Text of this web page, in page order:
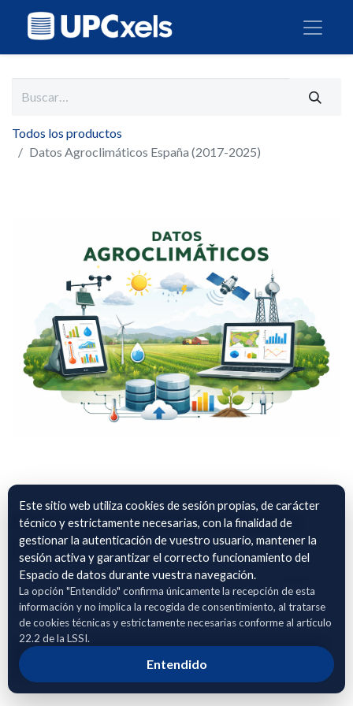
Todos los productos
Datos Agroclimáticos España (2017-2025)
Datos Agroclimáticos España
(2017-2025)
Datos agroclimáticos en diversas ubicaciones de España
(agregación diaria). Datos obtenidos a partir de los datos
públicos de AEMET.
Adhierete para solicitar acceso
Este sitio web utiliza cookies de sesión propias, de carácter
técnico y estrictamente necesarias, con la finalidad de
gestionar la autenticación de vuestro usuario, mantener la
sesión activa y garantizar el correcto funcionamiento del
Espacio de datos durante vuestra navegación.
La opción "Entendido" confirma únicamente la recepción de esta
información y no implica la recogida de consentimiento, al tratarse
de cookies técnicas y estrictamente necesarias conforme al artículo
22.2 de la LSSI.
Entendido